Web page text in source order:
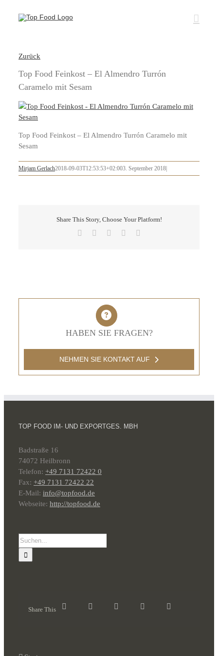
Inhalt
Zurück
Top Food Feinkost – El Almendro Turrón
Caramelo mit Sesam
Top Food Feinkost – El Almendro Turrón Caramelo mit
Sesam
Mirjam Gerlach2018-09-03T12:53:53+02:003. September 2018
Share This Story, Choose Your Platform!
Facebook LinkedInPinterest
HABEN SIE FRAGEN?
NEHMEN SIE KONTAKT AUF
TOP FOOD IM- UND EXPORTGES. MBH
Badstraße 16
74072 Heilbronn
Telefon: +49 7131 72422 0
Fax: +49 7131 72422 22
E-Mail: info@topfood.de
Webseite: http://topfood.de
Suche
nach:
Share This